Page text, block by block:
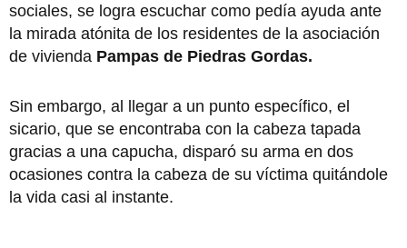
sociales, se logra escuchar como pedía ayuda ante
la mirada atónita de los residentes de la asociación
de vivienda Pampas de Piedras Gordas.
Sin embargo, al llegar a un punto específico, el
sicario, que se encontraba con la cabeza tapada
gracias a una capucha, disparó su arma en dos
ocasiones contra la cabeza de su víctima quitándole
la vida casi al instante.